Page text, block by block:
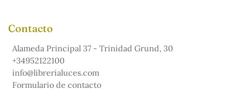
Contacto
Alameda Principal 37 - Trinidad Grund, 30
+34952122100
info@librerialuces.com
Formulario de contacto